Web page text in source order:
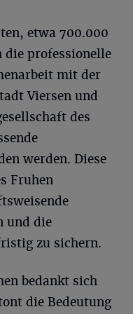
etwa 700.000
professionelle
mit der
Viersen und
des
werden. Diese
Fruhen
und die
zu sichern.
bedankt sich
die Bedeutung